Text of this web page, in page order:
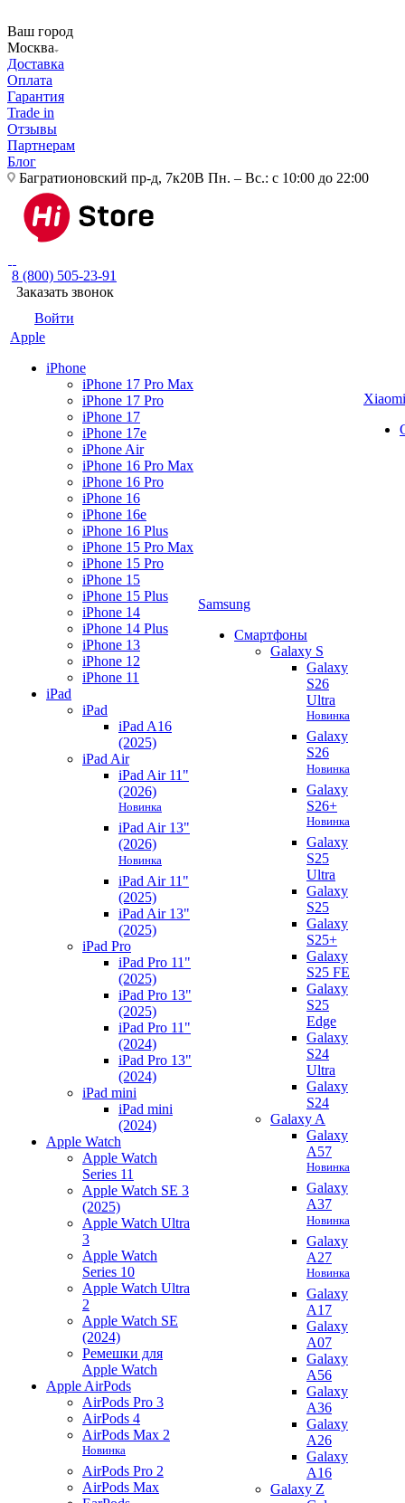
Ваш город
Москва
Доставка
Оплата
Гарантия
Trade in
Отзывы
Партнерам
Блог
Багратионовский пр-д, 7к20В Пн. – Вс.: с 10:00 до 22:00
8 (800) 505-23-91
Заказать звонок
Войти
Apple
iPhone
iPhone 17 Pro Max
iPhone 17 Pro
iPhone 17
iPhone 17e
iPhone Air
iPhone 16 Pro Max
iPhone 16 Pro
iPhone 16
iPhone 16e
iPhone 16 Plus
iPhone 15 Pro Max
iPhone 15 Pro
iPhone 15
iPhone 15 Plus
iPhone 14
iPhone 14 Plus
iPhone 13
iPhone 12
iPhone 11
iPad
iPad
iPad A16
(2025)
iPad Air
iPad Air 11"
(2026)
Новинка
iPad Air 13"
(2026)
Новинка
iPad Air 11"
(2025)
iPad Air 13"
(2025)
iPad Pro
iPad Pro 11"
(2025)
iPad Pro 13"
(2025)
iPad Pro 11"
(2024)
iPad Pro 13"
(2024)
iPad mini
iPad mini
(2024)
Apple Watch
Apple Watch
Series 11
Apple Watch SE 3
(2025)
Apple Watch Ultra
3
Apple Watch
Series 10
Apple Watch Ultra
2
Apple Watch SE
(2024)
Ремешки для
Apple Watch
Apple AirPods
AirPods Pro 3
AirPods 4
AirPods Max 2
Новинка
AirPods Pro 2
AirPods Max
Samsung
Смартфоны
Galaxy S
Galaxy
S26
Ultra
Новинка
Galaxy
S26
Новинка
Galaxy
S26+
Новинка
Galaxy
S25
Ultra
Galaxy
S25
Galaxy
S25+
Galaxy
S25 FE
Galaxy
S25
Edge
Galaxy
S24
Ultra
Galaxy
S24
Galaxy A
Galaxy
A57
Новинка
Galaxy
A37
Новинка
Galaxy
A27
Новинка
Galaxy
A17
Galaxy
A07
Galaxy
A56
Galaxy
A36
Galaxy
A26
Galaxy
A16
Galaxy Z
Xiaomi